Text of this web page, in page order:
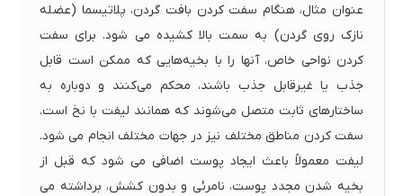
عنوان مثال، هنگام سفت کردن بافت گردن، پلاتیسما (عضله
نازک روی گردن) به سمت بالا کشیده می شود. برای سفت
کردن نواحی خاص، آنها را با بخیه‌هایی که ممکن است قابل
جذب یا غیرقابل جذب باشند، محکم می‌کنند و دوباره به
ساختارهای ثابت متصل می‌شوند که همانند لیفت با نخ است.
سفت کردن مناطق مختلف نیز در جهات مختلف انجام می شود.
لیفت معمولاً باعث ایجاد پوست اضافی می شود که قبل از
بخیه شدن مجدد پوست، نامرئی و بدون کشش، برداشته می